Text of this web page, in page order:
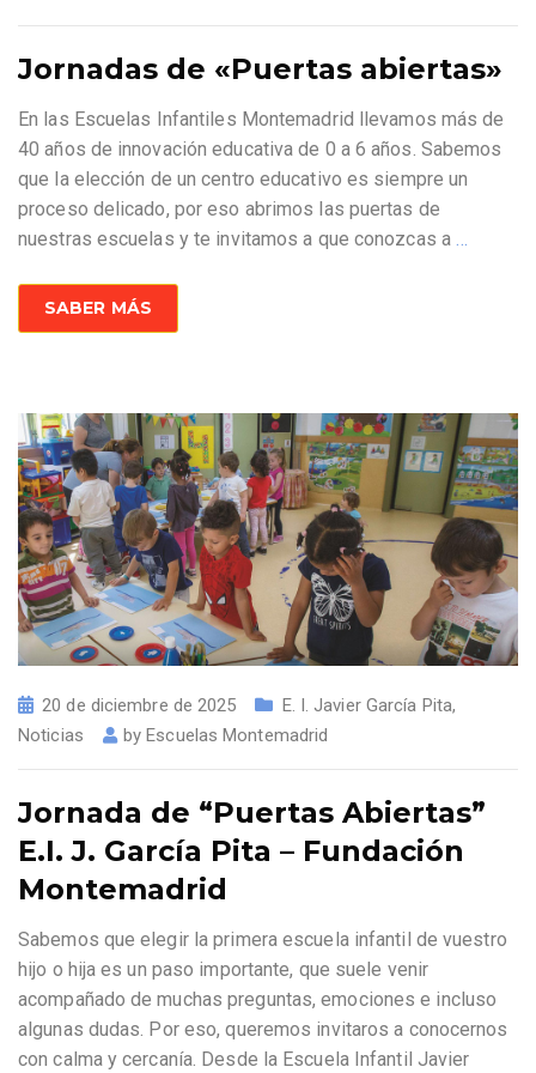
Jornadas de «Puertas abiertas»
En las Escuelas Infantiles Montemadrid llevamos más de
40 años de innovación educativa de 0 a 6 años. Sabemos
que la elección de un centro educativo es siempre un
proceso delicado, por eso abrimos las puertas de
nuestras escuelas y te invitamos a que conozcas a
SABER MÁS
20 de diciembre de 2025 E. I. Javier García Pita,
Noticias
byEscuelas Montemadrid
Jornada de “Puertas Abiertas”
E.I. J. García Pita – Fundación
Montemadrid
Sabemos que elegir la primera escuela infantil de vuestro
hijo o hija es un paso importante, que suele venir
acompañado de muchas preguntas, emociones e incluso
algunas dudas. Por eso, queremos invitaros a conocernos
con calma y cercanía. Desde la Escuela Infantil Javier